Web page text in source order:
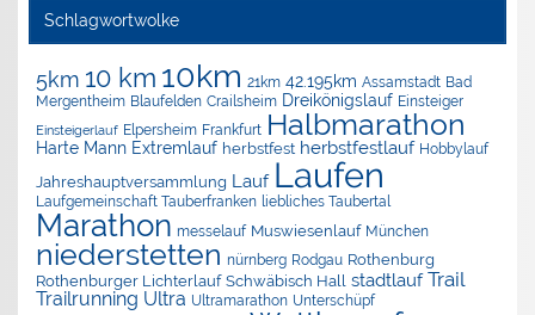
Schlagwortwolke
5km 10 km 10km 21km 42.195km Assamstadt Bad
Mergentheim Blaufelden Crailsheim Dreikönigslauf Einsteiger
Einsteigerlauf Elpersheim Frankfurt Halbmarathon
Harte Mann Extremlauf herbstfest herbstfestlauf Hobbylauf
Jahreshauptversammlung Lauf Laufen
Laufgemeinschaft Tauberfranken liebliches Taubertal
Marathon messelauf Muswiesenlauf München
niederstetten nürnberg Rodgau Rothenburg
Rothenburger Lichterlauf Schwäbisch Hall stadtlauf Trail
Trailrunning Ultra Ultramarathon Unterschüpf